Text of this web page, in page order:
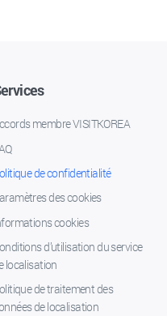
membre VISITKOREA
de confidentialité
des cookies
cookies
d’utilisation du service
localisation
de traitement des
de localisation